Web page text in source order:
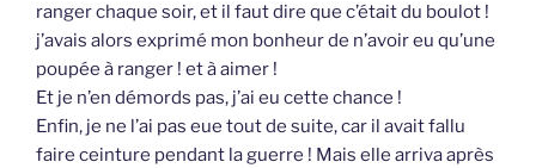
ranger chaque soir, et il faut dire que c’était du boulot !
j’avais alors exprimé mon bonheur de n’avoir eu qu’une
poupée à ranger ! et à aimer !
Et je n’en démords pas, j’ai eu cette chance !
Enfin, je ne l’ai pas eue tout de suite, car il avait fallu
faire ceinture pendant la guerre ! Mais elle arriva après